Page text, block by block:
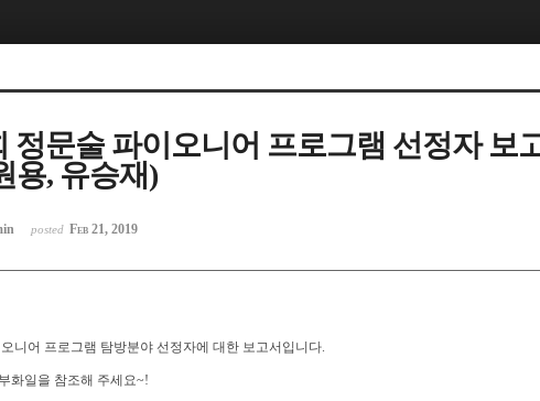
정문술 파이오니어 프로그램 선정자 보
용, 유승재)
posted Feb 21, 2019
니어 프로그램 탐방분야 선정자에 대한 보고서입니다.
화일을 참조해 주세요~!